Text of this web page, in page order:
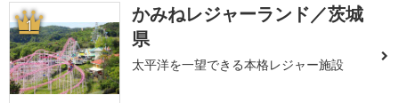
1
かみねレジャーランド／茨城
県
太平洋を一望できる本格レジャー施設